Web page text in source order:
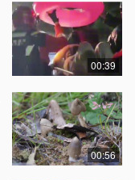
00:39
00:56